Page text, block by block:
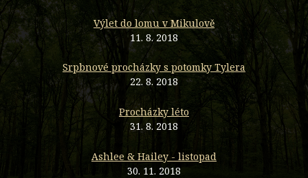
Výlet do lomu v Mikulově
11. 8. 2018
Srpbnové procházky s potomky Tylera
22. 8. 2018
Procházky léto
31. 8. 2018
Ashlee & Hailey - listopad
30. 11. 2018